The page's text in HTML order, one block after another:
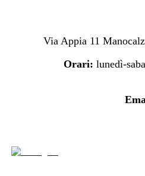
Via Appia 11
Orari: lunedì-